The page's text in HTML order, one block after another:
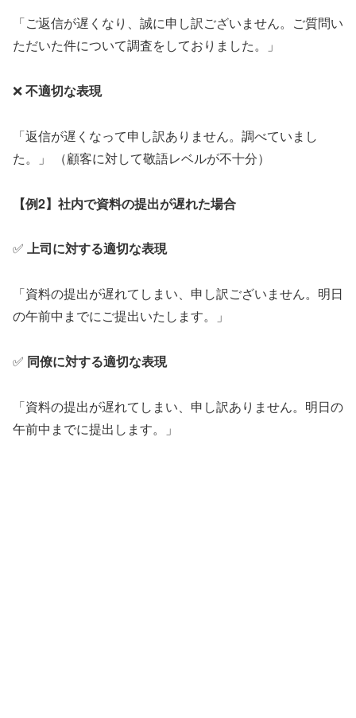
「ご返信が遅くなり、誠に申し訳ございません。ご質問い
ただいた件について調査をしておりました。」
❌不適切な表現
「返信が遅くなって申し訳ありません。調べていまし
た。」 （顧客に対して敬語レベルが不十分）
【例2】社内で資料の提出が遅れた場合
✅ 上司に対する適切な表現
「資料の提出が遅れてしまい、申し訳ございません。明日
の午前中までにご提出いたします。」
✅ 同僚に対する適切な表現
「資料の提出が遅れてしまい、申し訳ありません。明日の
午前中までに提出します。」